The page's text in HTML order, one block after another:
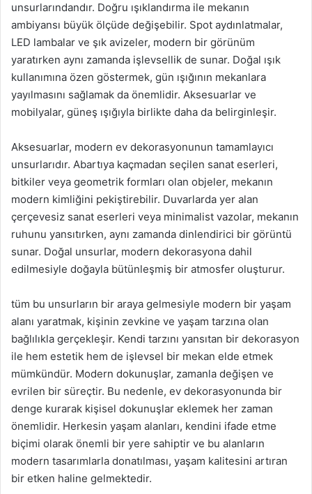
unsurlarındandır. Doğru ışıklandırma ile mekanın
ambiyansı büyük ölçüde değişebilir. Spot aydınlatmalar,
LED lambalar ve şık avizeler, modern bir görünüm
yaratırken aynı zamanda işlevsellik de sunar. Doğal ışık
kullanımına özen göstermek, gün ışığının mekanlara
yayılmasını sağlamak da önemlidir. Aksesuarlar ve
mobilyalar, güneş ışığıyla birlikte daha da belirginleşir.
Aksesuarlar, modern ev dekorasyonunun tamamlayıcı
unsurlarıdır. Abartıya kaçmadan seçilen sanat eserleri,
bitkiler veya geometrik formları olan objeler, mekanın
modern kimliğini pekiştirebilir. Duvarlarda yer alan
çerçevesiz sanat eserleri veya minimalist vazolar, mekanın
ruhunu yansıtırken, aynı zamanda dinlendirici bir görüntü
sunar. Doğal unsurlar, modern dekorasyona dahil
edilmesiyle doğayla bütünleşmiş bir atmosfer oluşturur.
tüm bu unsurların bir araya gelmesiyle modern bir yaşam
alanı yaratmak, kişinin zevkine ve yaşam tarzına olan
bağlılıkla gerçekleşir. Kendi tarzını yansıtan bir dekorasyon
ile hem estetik hem de işlevsel bir mekan elde etmek
mümkündür. Modern dokunuşlar, zamanla değişen ve
evrilen bir süreçtir. Bu nedenle, ev dekorasyonunda bir
denge kurarak kişisel dokunuşlar eklemek her zaman
önemlidir. Herkesin yaşam alanları, kendini ifade etme
biçimi olarak önemli bir yere sahiptir ve bu alanların
modern tasarımlarla donatılması, yaşam kalitesini artıran
bir etken haline gelmektedir.